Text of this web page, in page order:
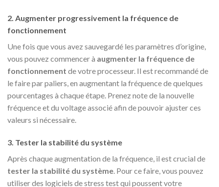
2. Augmenter progressivement la fréquence de
fonctionnement
Une fois que vous avez sauvegardé les paramètres d’origine,
vous pouvez commencer à augmenter la fréquence de
fonctionnement de votre processeur. Il est recommandé de
le faire par paliers, en augmentant la fréquence de quelques
pourcentages à chaque étape. Prenez note de la nouvelle
fréquence et du voltage associé afin de pouvoir ajuster ces
valeurs si nécessaire.
3. Tester la stabilité du système
Après chaque augmentation de la fréquence, il est crucial de
tester la stabilité du système. Pour ce faire, vous pouvez
utiliser des logiciels de stress test qui poussent votre